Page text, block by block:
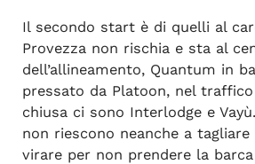
Il secondo start è di quelli al
Provezza non rischia e sta al
dell’allineamento, Quantum in
pressato da Platoon, nel
chiusa ci sono Interlodge e
non riescono neanche a
virare per non prendere la